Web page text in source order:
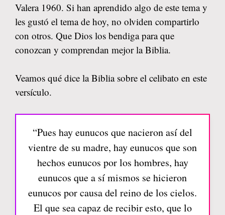
Valera 1960. Si han aprendido algo de este tema y
les gustó el tema de hoy, no olviden compartirlo
con otros. Que Dios los bendiga para que
conozcan y comprendan mejor la Biblia.
Veamos qué dice la Biblia sobre el celibato en este
versículo.
“Pues hay eunucos que nacieron así del
vientre de su madre, hay eunucos que son
hechos eunucos por los hombres, hay
eunucos que a sí mismos se hicieron
eunucos por causa del reino de los cielos.
El que sea capaz de recibir esto, que lo